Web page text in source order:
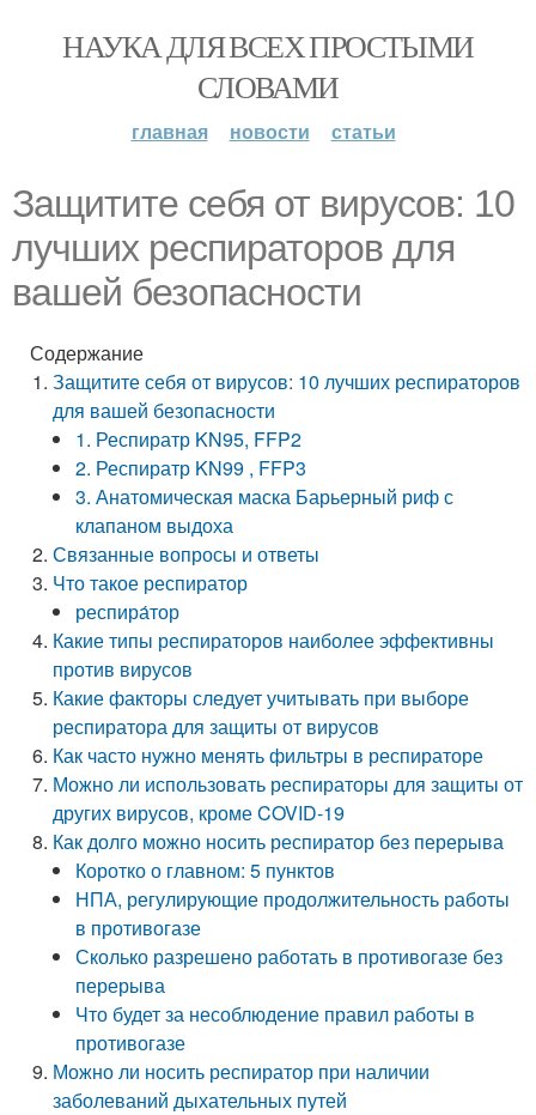
НАУКА ДЛЯ ВСЕХ ПРОСТЫМИ
СЛОВАМИ
главная новости статьи
Защитите себя от вирусов: 10
лучших респираторов для
вашей безопасности
Содержание
Защитите себя от вирусов: 10 лучших респираторов
для вашей безопасности
1. Респиратр KN95, FFP2
2. Респиратр KN99 , FFP3
3. Анатомическая маска Барьерный риф с
клапаном выдоха
Связанные вопросы и ответы
Что такое респиратор
респира́тор
Какие типы респираторов наиболее эффективны
против вирусов
Какие факторы следует учитывать при выборе
респиратора для защиты от вирусов
Как часто нужно менять фильтры в респираторе
Можно ли использовать респираторы для защиты от
других вирусов, кроме COVID-19
Как долго можно носить респиратор без перерыва
Коротко о главном: 5 пунктов
НПА, регулирующие продолжительность работы
в противогазе
Сколько разрешено работать в противогазе без
перерыва
Что будет за несоблюдение правил работы в
противогазе
Можно ли носить респиратор при наличии
заболеваний дыхательных путей